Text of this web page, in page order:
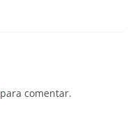
para comentar.